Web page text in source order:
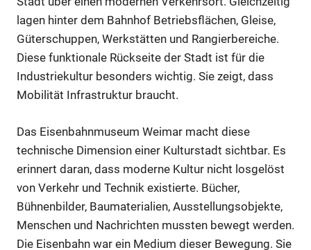
lagen hinter dem Bahnhof Betriebsflächen, Gleise,
Güterschuppen, Werkstätten und Rangierbereiche.
Diese funktionale Rückseite der Stadt ist für die
Industriekultur besonders wichtig. Sie zeigt, dass
Mobilität Infrastruktur braucht.
Das Eisenbahnmuseum Weimar macht diese
technische Dimension einer Kulturstadt sichtbar. Es
erinnert daran, dass moderne Kultur nicht losgelöst
von Verkehr und Technik existierte. Bücher,
Bühnenbilder, Baumaterialien, Ausstellungsobjekte,
Menschen und Nachrichten mussten bewegt werden.
Die Eisenbahn war ein Medium dieser Bewegung. Sie